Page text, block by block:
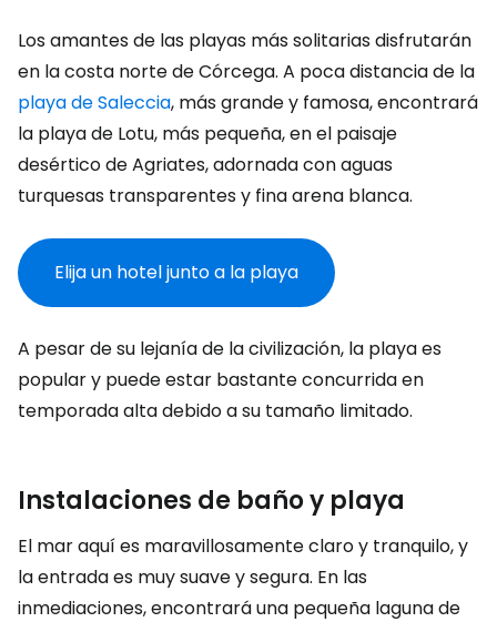
Los amantes de las playas más solitarias disfrutarán
en la costa norte de Córcega. A poca distancia de la
playa de Saleccia, más grande y famosa, encontrará
la playa de Lotu, más pequeña, en el paisaje
desértico de Agriates, adornada con aguas
turquesas transparentes y fina arena blanca.
Elija un hotel junto a la playa
A pesar de su lejanía de la civilización, la playa es
popular y puede estar bastante concurrida en
temporada alta debido a su tamaño limitado.
Instalaciones de baño y playa
El mar aquí es maravillosamente claro y tranquilo, y
la entrada es muy suave y segura. En las
inmediaciones, encontrará una pequeña laguna de